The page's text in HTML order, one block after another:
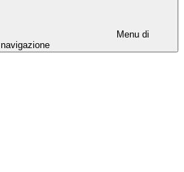
Menu di
navigazione